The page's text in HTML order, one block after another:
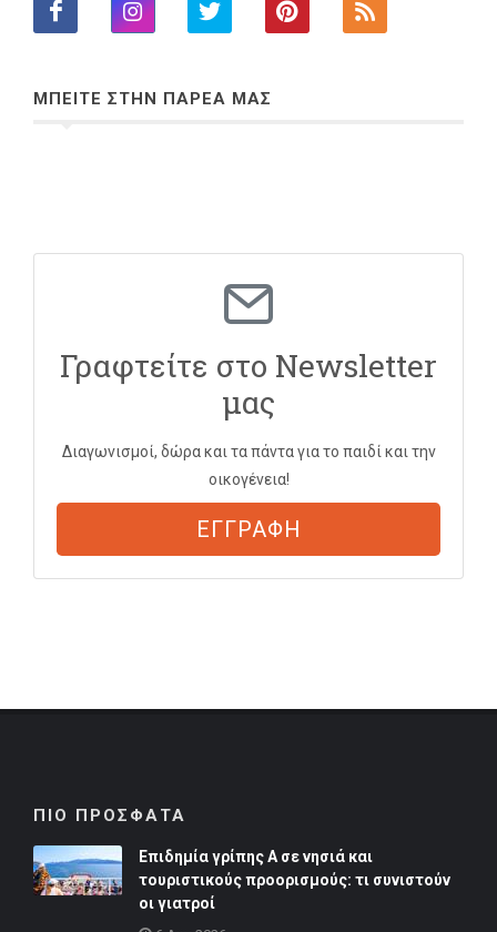
ΜΠΕΙΤΕ ΣΤΗΝ ΠΑΡΕΑ ΜΑΣ
Γραφτείτε στο Newsletter
μας
Διαγωνισμοί, δώρα και τα πάντα για το παιδί και την
οικογένεια!
ΕΓΓΡΑΦΗ
ΠΙΟ ΠΡΟΣΦΑΤΑ
Επιδημία γρίπης Α σε νησιά και
τουριστικούς προορισμούς: τι συνιστούν
οι γιατροί